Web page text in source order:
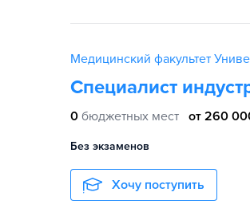
Медицинский факультет
Специалист
0 бюджетных мест от 260
Без экзаменов
Хочу поступить